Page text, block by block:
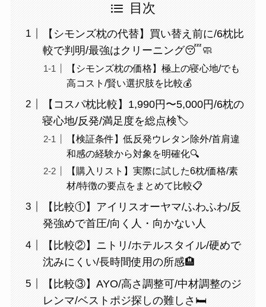
目次
【シモンズ枕の代替】買い替え前に/6枕比
較で判明/最強はクリーニング😴🧼
【シモンズ枕の価格】極上の寝心地/でも
高コスト/賢い選択肢を比較💰
【コスパ枕比較】1,990円〜5,000円/6枕の
寝心地/反発/満足度を総点検🏷
【検証条件】低反発ウレタン除外/首肩違
和感の経験から対象を明確化🔍
【購入リスト】実際に試した6枕/価格/素
材/特徴の要点をまとめて比較📋
【比較①】アイリスオーヤマ/ふわふわ/反
発強めで首圧/向く人・向かない人
【比較②】ニトリ/ホテルスタイル/硬めで
沈みにくい/長時間使用の所感🏨
【比較③】AYO/高さ調整可/中材調整のジ
レンマ/ベストポジ探しの難しさ🛏